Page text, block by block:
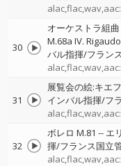
30
オーケストラ組
M.68a IV.
バル指揮/フラン
31
展覧会の絵:キエ
インバル指揮/フ
32
ボレロ M.81 -- エ
揮/フランス国立